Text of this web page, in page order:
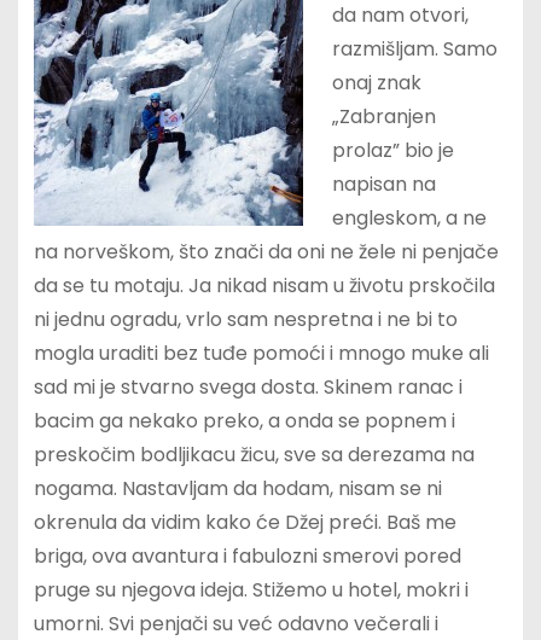
da nam otvori,
razmišljam. Samo
onaj znak
„Zabranjen
prolaz” bio je
napisan na
engleskom, a ne
na norveškom, što znači da oni ne žele ni penjače
da se tu motaju. Ja nikad nisam u životu prskočila
ni jednu ogradu, vrlo sam nespretna i ne bi to
mogla uraditi bez tuđe pomoći i mnogo muke ali
sad mi je stvarno svega dosta. Skinem ranac i
bacim ga nekako preko, a onda se popnem i
preskočim bodljikacu žicu, sve sa derezama na
nogama. Nastavljam da hodam, nisam se ni
okrenula da vidim kako će Džej preći. Baš me
briga, ova avantura i fabulozni smerovi pored
pruge su njegova ideja. Stižemo u hotel, mokri i
umorni. Svi penjači su već odavno večerali i